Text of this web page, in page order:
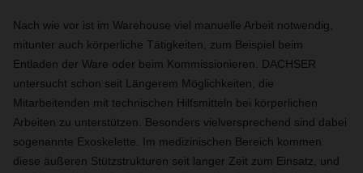
Nach wie vor ist im Warehouse viel manuelle Arbeit notwendig,
mitunter auch körperliche Tätigkeiten, zum Beispiel beim
Entladen der Ware oder beim Kommissionieren. DACHSER
untersucht schon seit Längerem Möglichkeiten, die
Mitarbeitenden mit technischen Hilfsmitteln bei körperlichen
Arbeiten zu unterstützen. Besonders vielversprechend sind dabei
sogenannte Exoskelette. Im medizinischen Bereich kommen
diese äußeren Stützstrukturen seit langer Zeit zum Einsatz, und